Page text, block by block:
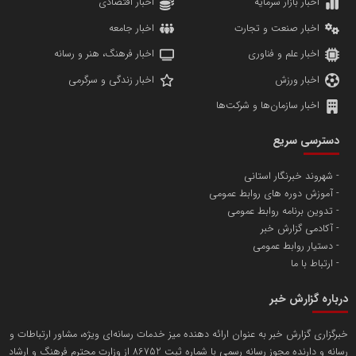
پایگاه اطلاع رسانی اعتلای نهادهای مردمی
تامین آهن اسفنجی تولیدکنندگان فولاد در کشور
مریم حاج نوروز نظری
مسعودصادقی
اخبار صنعت و تجارت
اخبار جامعه
اخبار علم و فناوری
اخبار فرهنگ، هنر و رسانه
اخبار ورزش
اخبار زندگی و سرگرمی
اخبار سازمان‌ها و شرکت‌ها
دسترسی سریع
شهروند خبرنگار استانی
آموزش دوره های روابط عمومی
تدوین برنامه روابط عمومی
آکادمی گزارش خبر
دستیار روابط عمومی
ارتباط با ما
درباره گزارش خبر
خبرگزاری گزارش خبر به عنوان ارائه دهنده میز خدمات رسانه‌ای ویژه، مشاور ارتباطات و
رسانه و دارنده مجوز رسانه رسمی با شماره ثبت 86752 از وزارت محترم فرهنگ و ارشاد